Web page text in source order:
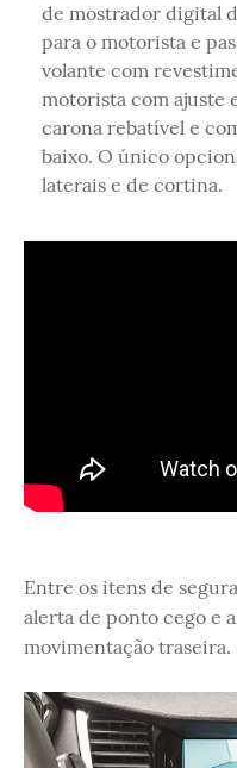
de mostrador digital
para o motorista e
volante com
motorista com ajuste
carona rebatível e
baixo. O único
laterais e de cortina.
Entre os itens de
alerta de ponto cego e
movimentação traseira.